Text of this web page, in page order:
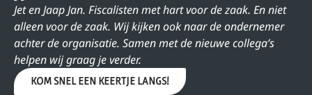
Jet en Jaap Jan. Fiscalisten met hart voor de zaak. En niet
alleen voor de zaak. Wij kijken ook naar de ondernemer
achter de organisatie. Samen met de nieuwe collega’s
helpen wij graag je verder.
KOM SNEL EEN KEERTJE LANGS!